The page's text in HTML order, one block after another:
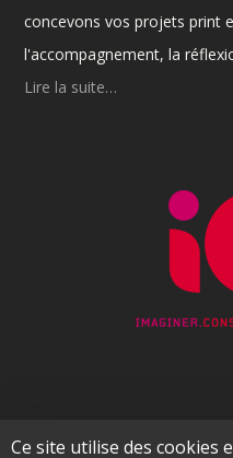
concevons vos projets print
l'accompagnement, la
Lire la suite…
Ce site utilise des cookies